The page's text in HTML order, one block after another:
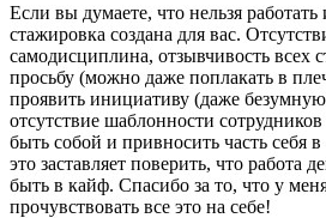
Если вы думаете, что нельзя работать
стажировка создана для вас.
самодисциплина, отзывчивость всех
просьбу (можно даже поплакать в
проявить инициативу (даже
отсутствие шаблонности сотрудников
быть собой и привносить часть себя
это заставляет поверить, что работа
быть в кайф. Спасибо за то, что у
прочувствовать все это на себе!